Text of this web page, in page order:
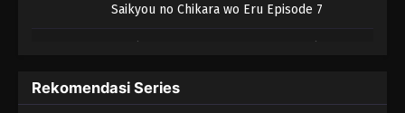
Saikyou no Chikara wo Eru Episode 7
5
Kizoku Tensei: Megumareta Umare kara
Rekomendasi Series